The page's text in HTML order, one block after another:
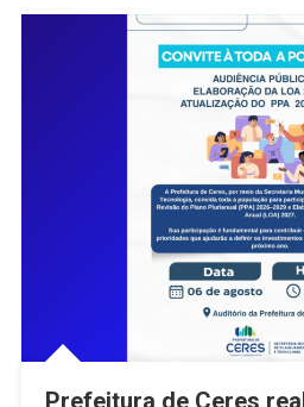
E
Aprovado
Prefeitura de Ceres